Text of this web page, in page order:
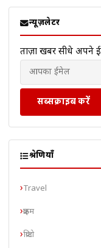
न्यूज़लेटर
ताज़ा खबरें सीधे अपने
सब्सक्राइब करें
श्रेणियाँ
Travel
क्राइम
क्रिप्टो